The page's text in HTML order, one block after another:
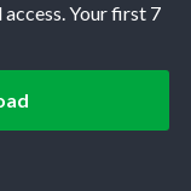
Your first 7